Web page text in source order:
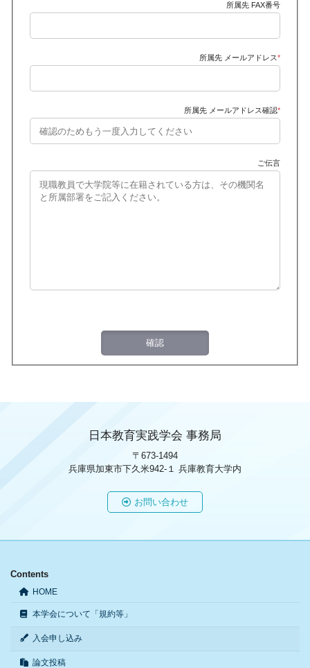
所属先 FAX番号
所属先 メールアドレス*
所属先 メールアドレス確認*
ご伝言
日本教育実践学会 事務局
〒673-1494
兵庫県加東市下久米942-１ 兵庫教育大学内
お問い合わせ
Contents
HOME
本学会について「規約等」
入会申し込み
論文投稿